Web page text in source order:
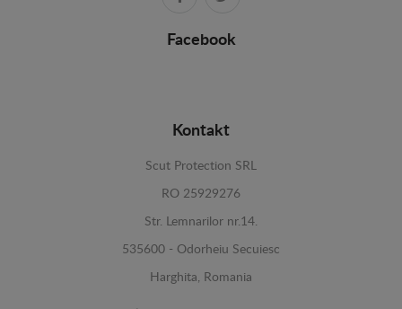
Facebook
Kontakt
Scut Protection SRL
RO 25929276
Str. Lemnarilor nr.14.
535600 - Odorheiu Secuiesc
Harghita, Romania